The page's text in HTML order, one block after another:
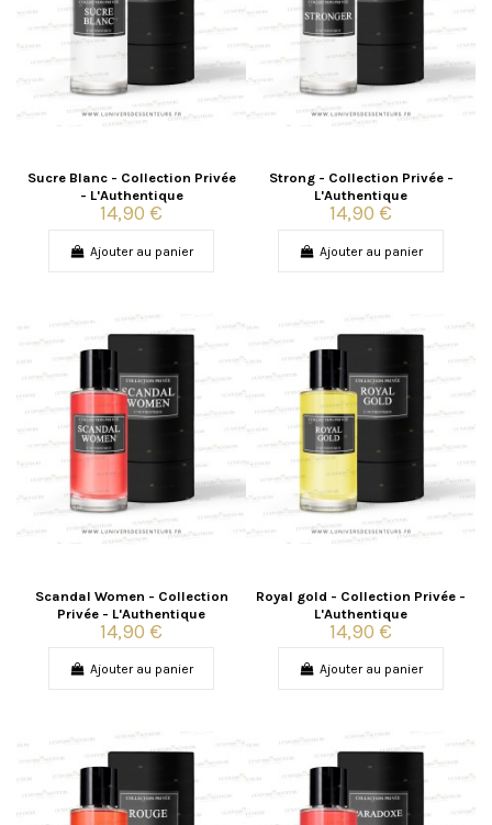
Sucre Blanc - Collection Privée
- L'Authentique
14,90 €
Ajouter au panier
Strong - Collection Privée -
L'Authentique
14,90 €
Ajouter au panier
Scandal Women - Collection
Privée - L'Authentique
14,90 €
Ajouter au panier
Royal gold - Collection Privée -
L'Authentique
14,90 €
Ajouter au panier